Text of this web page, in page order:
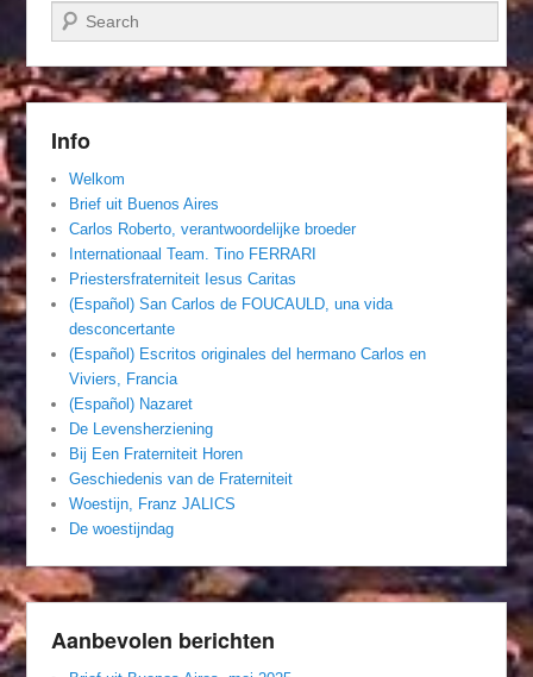
Zoeken
Info
Welkom
Brief uit Buenos Aires
Carlos Roberto, verantwoordelijke broeder
Internationaal Team. Tino FERRARI
Priestersfraterniteit Iesus Caritas
(Español) San Carlos de FOUCAULD, una vida
desconcertante
(Español) Escritos originales del hermano Carlos en
Viviers, Francia
(Español) Nazaret
De Levensherziening
Bij Een Fraterniteit Horen
Geschiedenis van de Fraterniteit
Woestijn, Franz JALICS
De woestijndag
Aanbevolen berichten